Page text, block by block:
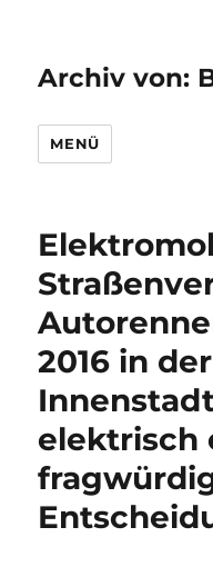
Archiv von:
MENÜ
2016 in
elektrisch